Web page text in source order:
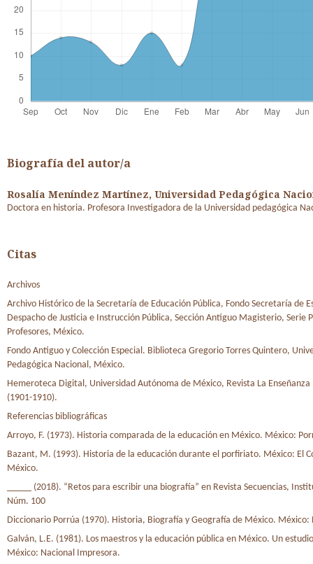
Biografía del autor/a
Rosalía Meníndez Martínez, Universidad Pedagógica
Doctora en historia. Profesora Investigadora de la Universidad pedagógica
Citas
Archivos
Archivo Histórico de la Secretaría de Educación Pública, Fondo Secretaría de
Despacho de Justicia e Instrucción Pública, Sección Antiguo Magisterio, Serie
Profesores, México.
Fondo Antiguo y Colección Especial. Biblioteca Gregorio Torres Quintero,
Pedagógica Nacional, México.
Hemeroteca Digital, Universidad Autónoma de México, Revista La
(1901-1910).
Referencias bibliográficas
Arroyo, F. (1973). Historia comparada de la educación en México. México:
Bazant, M. (1993). Historia de la educación durante el porfiriato. México: El
México.
_____ (2018). “Retos para escribir una biografía” en Revista Secuencias,
Núm. 100
Diccionario Porrúa (1970). Historia, Biografía y Geografía de México. México:
Galván, L.E. (1981). Los maestros y la educación pública en México. Un
México: Nacional Impresora.